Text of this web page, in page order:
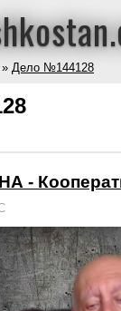
» Дело №144128
-